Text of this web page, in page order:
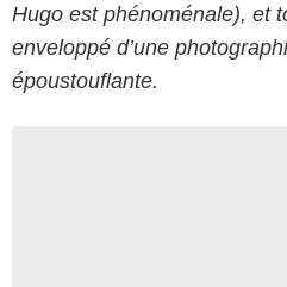
Hugo est phénoménale), et
enveloppé d’une
époustouflante.